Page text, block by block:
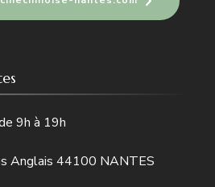
9h à 19h
Anglais 44100 NANTES